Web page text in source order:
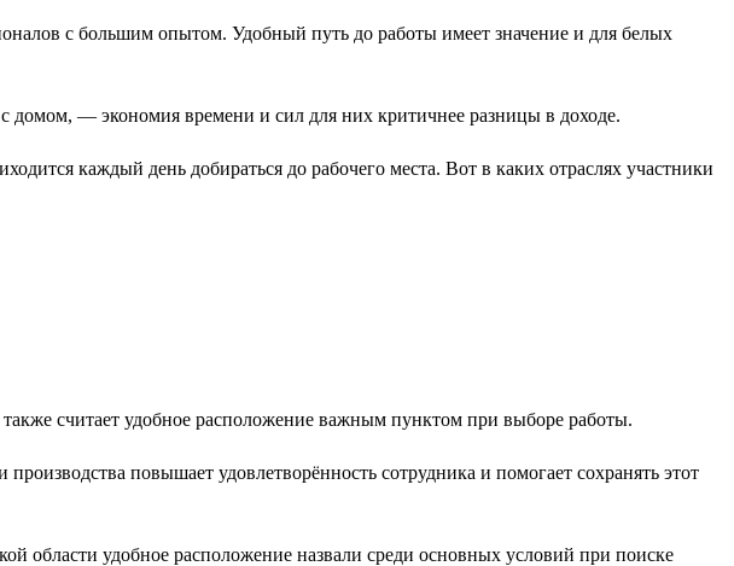
с большим опытом. Удобный путь до работы имеет значение и для белых
с домом, — экономия времени и сил для них критичнее разницы в доходе.
каждый день добираться до рабочего места. Вот в каких отраслях участники
считает удобное расположение важным пунктом при выборе работы.
повышает удовлетворённость сотрудника и помогает сохранять этот
области удобное расположение назвали среди основных условий при поиске